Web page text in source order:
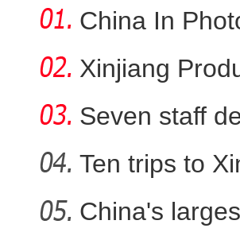
新疆乌恰：三头骆驼
China In
Xinjiang
Seven staff
Ten trips to
China's